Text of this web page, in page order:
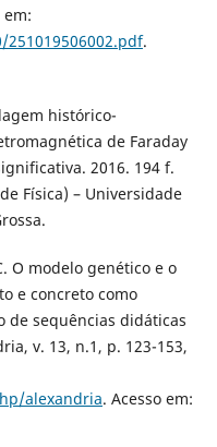
em:
.
histórico-
de Faraday
2016. 194 f.
Física) – Universidade
O modelo genético e o
e concreto como
de sequências didáticas
v. 13, n.1, p. 123-153,
alexandria. Acesso em: